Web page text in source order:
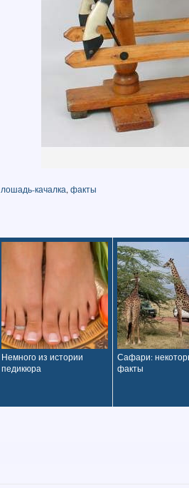
лошадь-качалка,факты
Немного из истории
педикюра
Сафари:
факты